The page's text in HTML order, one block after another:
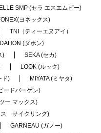
SMP (セラ エスエムピー)
ヨネックス)
TNI（ティーエヌアイ）
DAHON (ダホン)
)
SEKA (セカ)
LOOK (ルック)
ド)
MIYATA (ミヤタ)
ードバーゲン)
ー マックス)
ス サイクリング)
GARNEAU (ガノー)